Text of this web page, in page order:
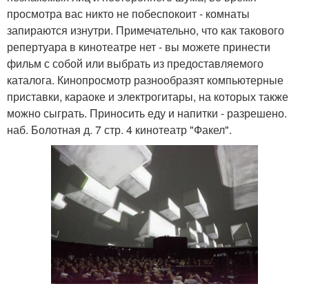
просмотра вас никто не побеспокоит - комнаты
запираются изнутри. Примечательно, что как такового
репертуара в кинотеатре нет - вы можете принести
фильм с собой или выбрать из предоставляемого
каталога. Кинопросмотр разнообразят компьютерные
приставки, караоке и электрогитары, на которых также
можно сыграть. Приносить еду и напитки - разрешено.
наб. Болотная д. 7 стр. 4 кинотеатр "Факел".